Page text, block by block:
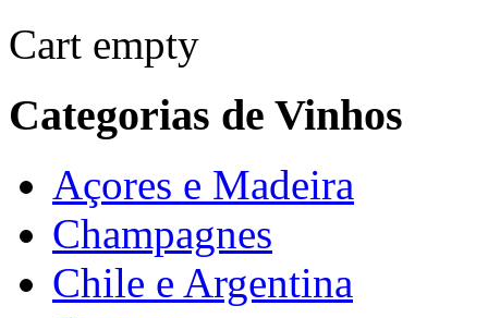
Cart empty
Categorias de Vinhos
Açores e Madeira
Champagnes
Chile e Argentina